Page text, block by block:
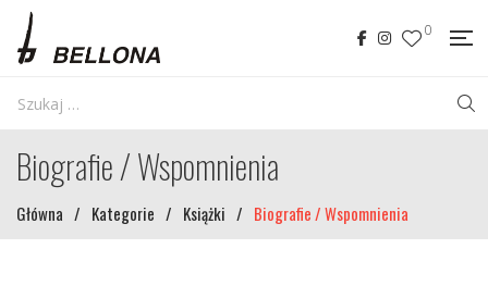
0
Biografie / Wspomnienia
Główna / Kategorie / Książki / Biografie / Wspomnienia